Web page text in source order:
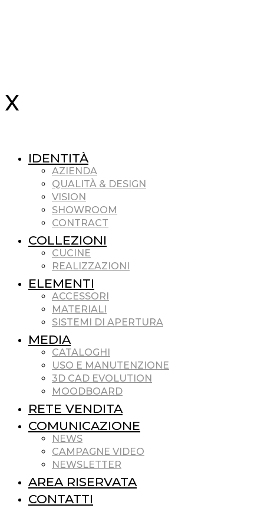
IDENTITÀ
AZIENDA
QUALITÀ & DESIGN
VISION
SHOWROOM
CONTRACT
COLLEZIONI
CUCINE
REALIZZAZIONI
ELEMENTI
ACCESSORI
MATERIALI
SISTEMI DI APERTURA
MEDIA
CATALOGHI
USO E MANUTENZIONE
3D CAD EVOLUTION
MOODBOARD
RETE VENDITA
COMUNICAZIONE
NEWS
CAMPAGNE VIDEO
NEWSLETTER
AREA RISERVATA
CONTATTI